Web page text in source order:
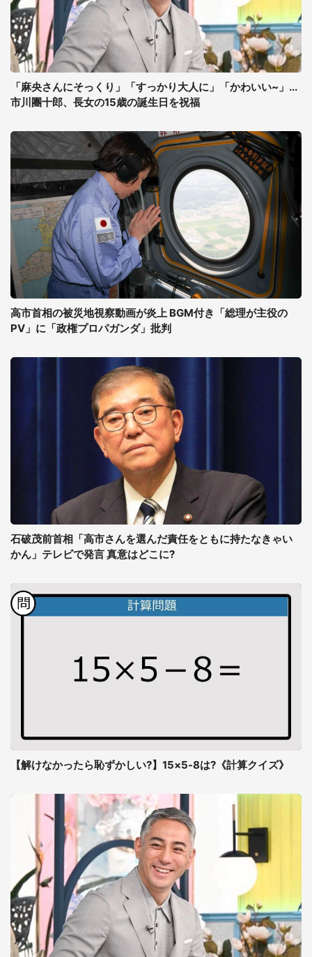
「麻央さんにそっくり」「すっかり大人に」「かわいい~」...
市川團十郎、長女の15歳の誕生日を祝福
高市首相の被災地視察動画が炎上 BGM付き「総理が主役の
PV」に「政権プロパガンダ」批判
石破茂前首相「高市さんを選んだ責任をともに持たなきゃい
かん」テレビで発言 真意はどこに?
【解けなかったら恥ずかしい?】15×5-8は?《計算クイズ》